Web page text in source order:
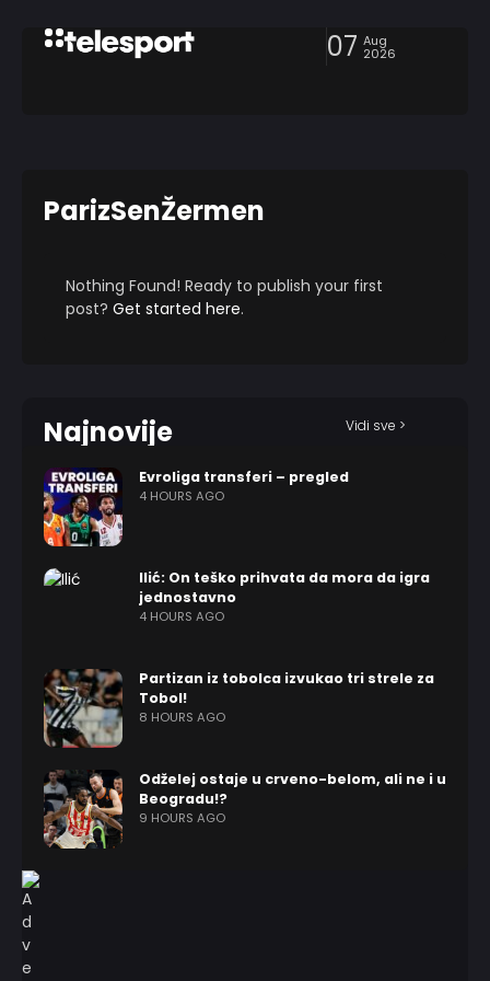
07 Aug
2026
ParizSenŽermen
Nothing Found! Ready to publish your first
post? Get started here.
Najnovije Vidi sve >
Evroliga transferi – pregled
4 HOURS AGO
Ilić: On teško prihvata da mora da igra
jednostavno
4 HOURS AGO
Partizan iz tobolca izvukao tri strele za
Tobol!
8 HOURS AGO
Odželej ostaje u crveno-belom, ali ne i u
Beogradu!?
9 HOURS AGO